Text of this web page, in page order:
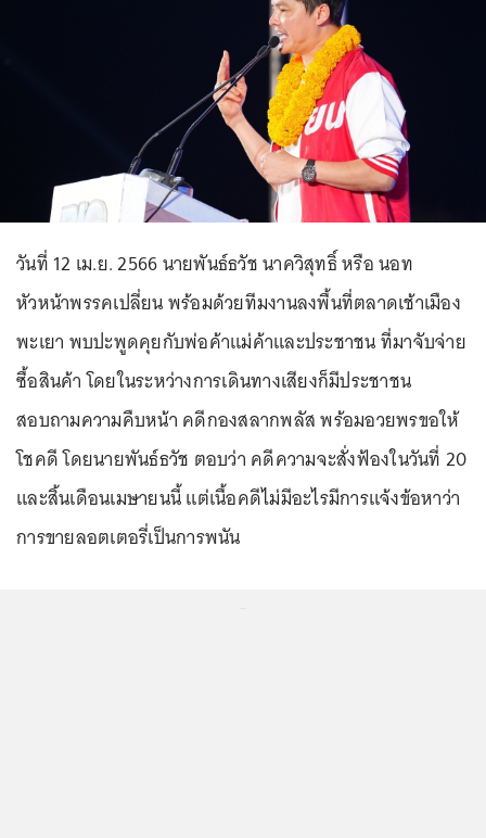
วันที่ 12 เม.ย. 2566 นายพันธ์ธวัช นาควิสุทธิ์ หรือ นอท
หัวหน้าพรรคเปลี่ยน พร้อมด้วยทีมงานลงพื้นที่ตลาดเช้าเมือง
พะเยา พบปะพูดคุยกับพ่อค้าแม่ค้าและประชาชน ที่มาจับจ่าย
ซื้อสินค้า โดยในระหว่างการเดินทางเสียงก็มีประชาชน
สอบถามความคืบหน้า คดีกองสลากพลัส พร้อมอวยพรขอให้
โชคดี โดยนายพันธ์ธวัช ตอบว่า คดีความจะสั่งฟ้องในวันที่ 20
และสิ้นเดือนเมษายนนี้ แต่เนื้อคดีไม่มีอะไรมีการแจ้งข้อหาว่า
การขายลอตเตอรี่เป็นการพนัน